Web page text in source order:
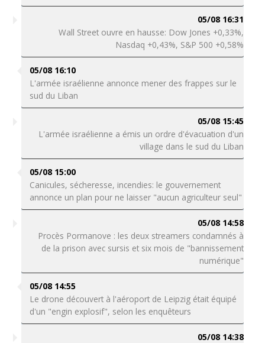
05/08 16:31
Wall Street ouvre en hausse: Dow Jones +0,33%,
Nasdaq +0,43%, S&P 500 +0,58%
05/08 16:10
L'armée israélienne annonce mener des frappes sur le
sud du Liban
05/08 15:45
L'armée israélienne a émis un ordre d'évacuation d'un
village dans le sud du Liban
05/08 15:00
Canicules, sécheresse, incendies: le gouvernement
annonce un plan pour ne laisser "aucun agriculteur seul"
05/08 14:58
Procès Pormanove : les deux streamers condamnés à
de la prison avec sursis et six mois de "bannissement
numérique"
05/08 14:55
Le drone découvert à l'aéroport de Leipzig était équipé
d'un "engin explosif", selon les enquêteurs
05/08 14:38